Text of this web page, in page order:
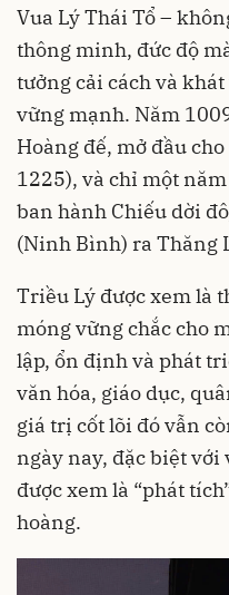
Vua Lý Thái Tổ –
thông minh, đức độ
tưởng cải cách và
vững mạnh. Năm
Hoàng đế, mở đầu
1225), và chỉ một
ban hành Chiếu dời
(Ninh Bình) ra Thăng
Triều Lý được xem là
móng vững chắc cho
lập, ổn định và phát
văn hóa, giáo dục,
giá trị cốt lõi đó vẫn
ngày nay, đặc biệt
được xem là “phát
hoàng.